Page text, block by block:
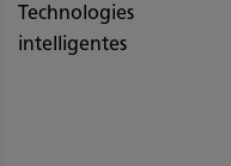
Technologies
intelligentes